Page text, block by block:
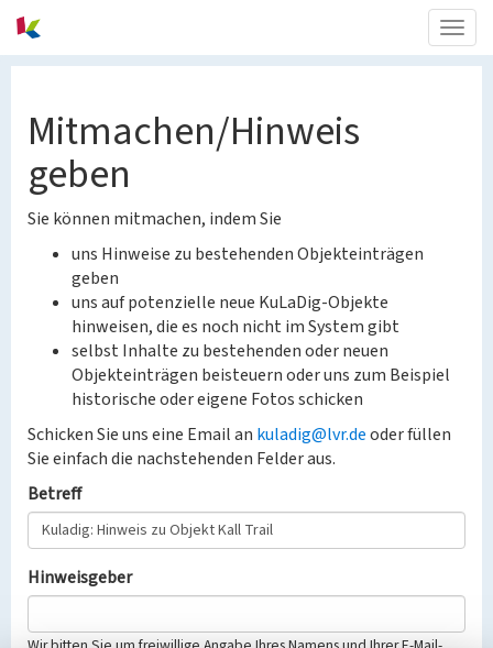
Mitmachen/Hinweis
geben
Sie können mitmachen, indem Sie
uns Hinweise zu bestehenden Objekteinträgen
geben
uns auf potenzielle neue KuLaDig-Objekte
hinweisen, die es noch nicht im System gibt
selbst Inhalte zu bestehenden oder neuen
Objekteinträgen beisteuern oder uns zum Beispiel
historische oder eigene Fotos schicken
Schicken Sie uns eine Email an kuladig@lvr.deoder füllen
Sie einfach die nachstehenden Felder aus.
Betreff
Hinweisgeber